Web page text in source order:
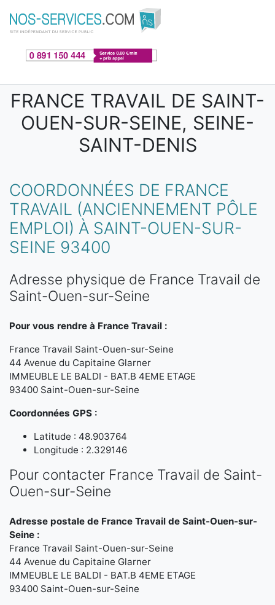
Aller au contenu principal
FRANCE TRAVAIL DE SAINT-
OUEN-SUR-SEINE, SEINE-
SAINT-DENIS
COORDONNÉES DE FRANCE
TRAVAIL (ANCIENNEMENT PÔLE
EMPLOI) À SAINT-OUEN-SUR-
SEINE 93400
Adresse physique de France Travail de
Saint-Ouen-sur-Seine
Pour vous rendre à France Travail :
France Travail Saint-Ouen-sur-Seine
44 Avenue du Capitaine Glarner
IMMEUBLE LE BALDI - BAT.B 4EME ETAGE
93400 Saint-Ouen-sur-Seine
Coordonnées GPS :
Latitude : 48.903764
Longitude : 2.329146
Pour contacter France Travail de Saint-
Ouen-sur-Seine
Adresse postale de France Travail de Saint-Ouen-sur-
Seine :
France Travail Saint-Ouen-sur-Seine
44 Avenue du Capitaine Glarner
IMMEUBLE LE BALDI - BAT.B 4EME ETAGE
93400 Saint-Ouen-sur-Seine